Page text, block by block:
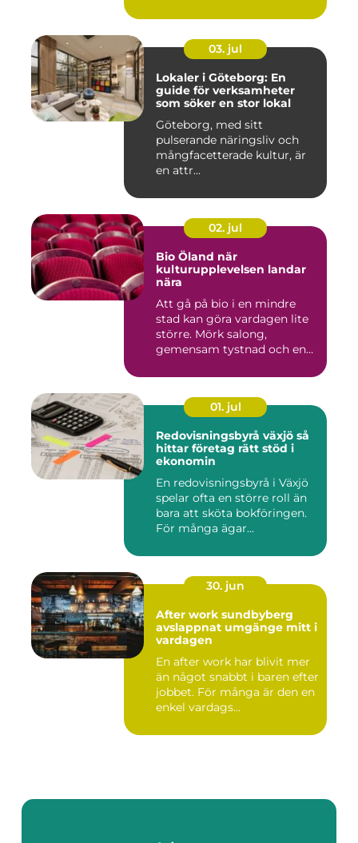
03. jul
Lokaler i Göteborg: En
guide för verksamheter
som söker en stor lokal
Göteborg, med sitt
pulserande näringsliv och
mångfacetterade kultur, är
en attr...
02. jul
Bio Öland när
kulturupplevelsen landar
nära
Att gå på bio i en mindre
stad kan göra vardagen lite
större. Mörk salong,
gemensam tystnad och en
01. jul
Redovisningsbyrå växjö så
hittar företag rätt stöd i
ekonomin
En redovisningsbyrå i Växjö
spelar ofta en större roll än
bara att sköta bokföringen.
För många ägar...
30. jun
After work sundbyberg
avslappnat umgänge mitt i
vardagen
En after work har blivit mer
än något snabbt i baren efter
jobbet. För många är den en
enkel vardags...